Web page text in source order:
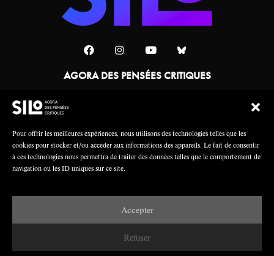
Pour offrir les meilleures expériences, nous utilisons des technologies telles que les
cookies pour stocker et/ou accéder aux informations des appareils. Le fait de consentir
à ces technologies nous permettra de traiter des données telles que le comportement de
navigation ou les ID uniques sur ce site.
Accepter
Refuser
AGORA DES PENSÉES CRITIQUES